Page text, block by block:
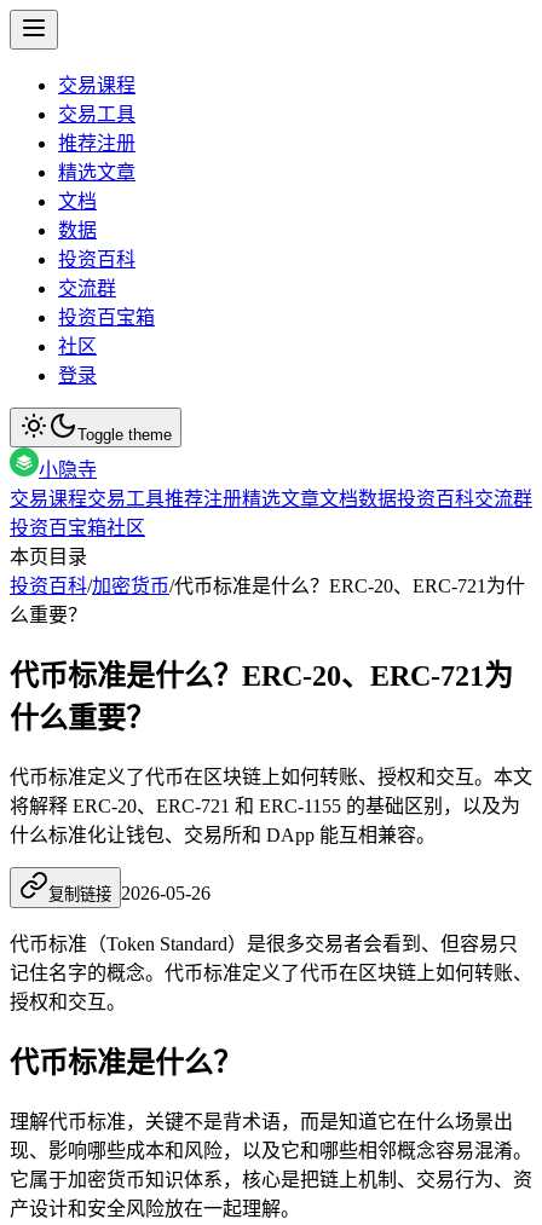
交易课程
交易工具
推荐注册
精选文章
文档
数据
投资百科
交流群
投资百宝箱
社区
登录
Toggle theme
小隐寺
交易课程交易工具推荐注册精选文章文档数据投资百科交流群
投资百宝箱社区
本页目录
投资百科/加密货币/代币标准是什么？ERC-20、ERC-721为什
么重要？
代币标准是什么？ERC-20、ERC-721为
什么重要？
代币标准定义了代币在区块链上如何转账、授权和交互。本文
将解释 ERC-20、ERC-721 和 ERC-1155 的基础区别，以及为
什么标准化让钱包、交易所和 DApp 能互相兼容。
复制链接 2026-05-26
代币标准（Token Standard）是很多交易者会看到、但容易只
记住名字的概念。代币标准定义了代币在区块链上如何转账、
授权和交互。
代币标准是什么？
理解代币标准，关键不是背术语，而是知道它在什么场景出
现、影响哪些成本和风险，以及它和哪些相邻概念容易混淆。
它属于加密货币知识体系，核心是把链上机制、交易行为、资
产设计和安全风险放在一起理解。